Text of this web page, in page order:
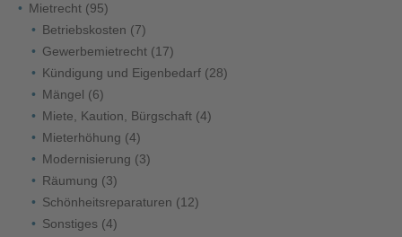
Mietrecht (95)
Betriebskosten (7)
Gewerbemietrecht (17)
Kündigung und Eigenbedarf (28)
Mängel (6)
Miete, Kaution, Bürgschaft (4)
Mieterhöhung (4)
Modernisierung (3)
Räumung (3)
Schönheitsreparaturen (12)
Sonstiges (4)